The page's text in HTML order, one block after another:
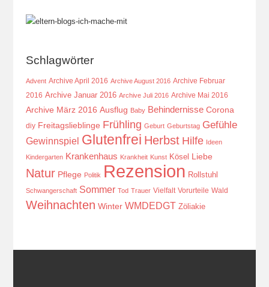
Schlagwörter
Advent Archive April 2016 Archive August 2016 Archive Februar
2016 Archive Januar 2016 Archive Juli 2016 Archive Mai 2016
Archive März 2016 Ausflug Baby Behindernisse Corona
diy Freitagslieblinge Frühling Geburt Geburtstag Gefühle
Gewinnspiel Glutenfrei Herbst Hilfe Ideen
Kindergarten Krankenhaus Krankheit Kunst Kösel Liebe
Natur Pflege Politik Rezension Rollstuhl
Schwangerschaft Sommer Tod Trauer Vielfalt Vorurteile Wald
Weihnachten Winter WMDEDGT Zöliakie